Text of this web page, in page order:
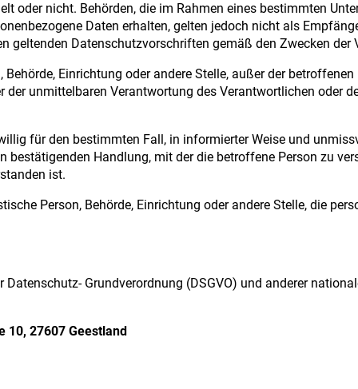
oder nicht. Behörden, die im Rahmen eines bestimmten
Daten erhalten, gelten jedoch nicht als
geltenden Datenschutzvorschriften gemäß den Zwecken der
Einrichtung oder andere Stelle, außer der
der unmittelbaren Verantwortung des Verantwortlichen oder
für den bestimmten Fall, in informierter Weise und
bestätigenden Handlung, mit der die betroffene Person zu
ist.
Person, Behörde, Einrichtung oder andere Stelle, die
Grundverordnung (DSGVO) und anderer
10, 27607 Geestland